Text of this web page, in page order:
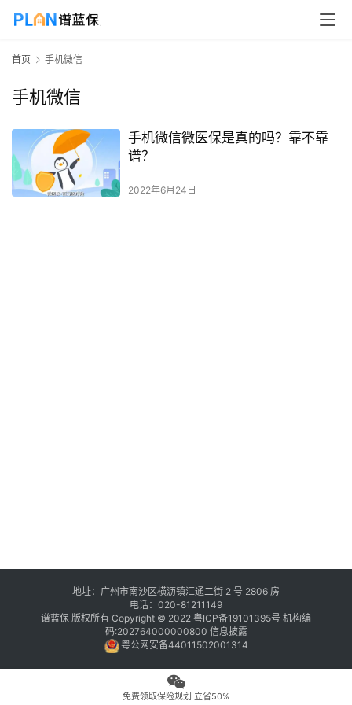
首页 手机微信
手机微信
手机微信微医保是真的吗？靠不靠
谱？
2022年6月24日
地址：广州市南沙区横沥镇汇通二街 2 号 2806 房
电话：020-81211149
谱蓝保 版权所有 Copyright © 2022 粤ICP备19101395号 机构编
码:202764000000800 信息披露
粤公网安备44011502001314
免费领取保险规划 立省50%